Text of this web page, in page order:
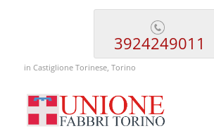
3924249011
in Castiglione Torinese, Torino